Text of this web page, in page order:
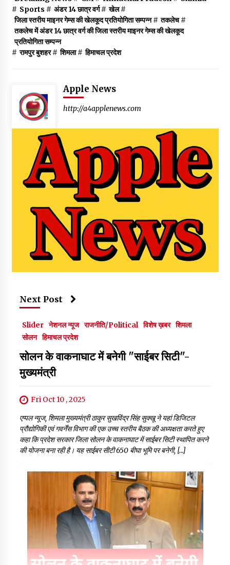
# Sports # अंडर 14 छात्र वर्ग# खेल#
जिला स्तरीय माइनर गेम्स की खेलकूद प्रतियोगिता सम्पन्न# तकलेच#
तकलेच में अंडर 14 छात्र वर्ग की जिला स्तरीय माइनर गेम्स की खेलकूद
प्रतियोगिता सम्पन्न
# रामपुर बुशहर# शिमला# हिमाचल प्रदेश
Apple News
http://a4applenews.com
Next Post
Slider नेशनल न्यूज राजनीति/Political विशेष ख़बर शिमला
सोलन हिमाचल प्रदेश
सोलन के वाकनाघाट में बनेगी "साईबर सिटी"-
मुख्यमंत्री
Fri Oct 10 , 2025
एप्पल न्यूज, शिमला मुख्यमंत्री ठाकुर सुखविंद्र सिंह सुक्खू ने यहां डिजिटल
प्रौद्योगिकी एवं गवर्नेंस विभाग की एक उच्च स्तरीय बैठक की अध्यक्षता करते हुए
कहा कि प्रदेश सरकार जिला सोलन के वाकनाघाट में साईबर सिटी स्थापित करने
की योजना बना रही है। यह साईबर सीटी 650 बीघा भूमि पर बनेगी, […]